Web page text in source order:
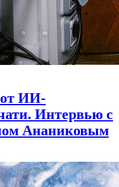
от ИИ-
Интервью с
Ананиковым